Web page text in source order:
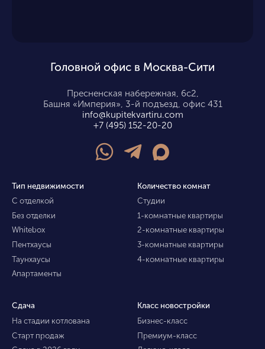
Головной офис в Москва-Сити
Пресненская набережная, 6с2,
Башня «Империя», 3-й подъезд, офис 431
info@kupitekvartiru.com
+7 (495) 152-20-20
Тип недвижимости
С отделкой
Без отделки
Whitebox
Пентхаусы
Таунхаусы
Апартаменты
Количество комнат
Студии
1-комнатные квартиры
2-комнатные квартиры
3-комнатные квартиры
4-комнатные квартиры
Сдача
На стадии котлована
Старт продаж
Класс новостройки
Бизнес-класс
Премиум-класс